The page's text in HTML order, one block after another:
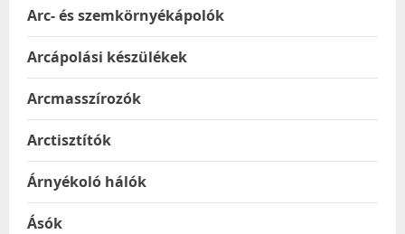
Arc- és szemkörnyékápolók
Arcápolási készülékek
Arcmasszírozók
Arctisztítók
Árnyékoló hálók
Ásók